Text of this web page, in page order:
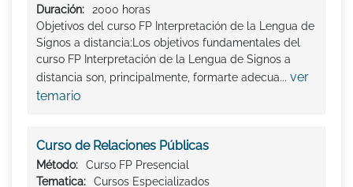
Duración:
2000 horas
Objetivos del curso FP Interpretación de la Lengua de
Signos a distancia:Los objetivos fundamentales del
curso FP Interpretación de la Lengua de Signos a
distancia son, principalmente, formarte adecua... ver
temario
Curso de Relaciones Públicas
Método:
Curso FP Presencial
Tematica:
Cursos Especializados